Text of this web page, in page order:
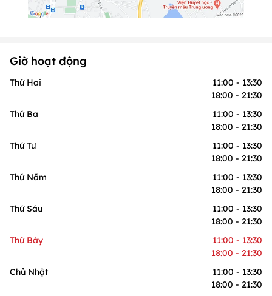
Giờ hoạt động
Thứ Hai
11:00 - 13:30
18:00 - 21:30
Thứ Ba
11:00 - 13:30
18:00 - 21:30
Thứ Tư
11:00 - 13:30
18:00 - 21:30
Thứ Năm
11:00 - 13:30
18:00 - 21:30
Thứ Sáu
11:00 - 13:30
18:00 - 21:30
Thứ Bảy
11:00 - 13:30
18:00 - 21:30
Chủ Nhật
11:00 - 13:30
18:00 - 21:30